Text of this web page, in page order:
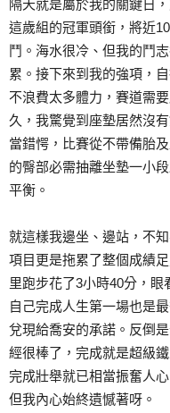
隔天就是屬於我的關鍵日
這歲組的冠軍頭銜，將近
鬥。海水很冷、但我的鬥
累。接下來到我的強項，
不浪費太多體力，賽道需
久，我驚覺到座墊居然沒
當錯愕，比賽從不帶備胎
的臀部必需抽離坐墊一小
平衡。
就這樣我邊坐、邊站，不
項目更是拖累了整個成績
里跑步花了3小時40分，
自己完成人生第一場也是
兌現給喬安的承諾。反倒
經很棒了，完成就是超級
完成壯舉就已相當振奮人
但我內心始終遺憾著呀。